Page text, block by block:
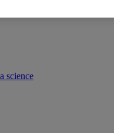
science